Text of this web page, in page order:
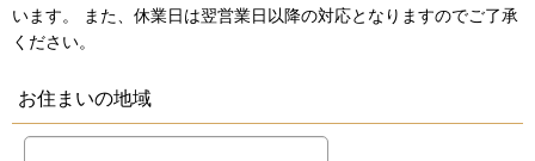
います。 また、休業日は翌営業日以降の対応となりますのでご了承
ください。
お住まいの地域